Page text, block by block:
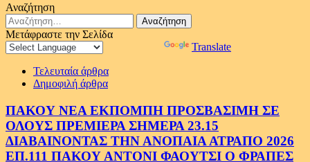
Αναζήτηση
Αναζήτηση
για:
Μετάφραστε την Σελίδα
Translate
Τελευταία άρθρα
Δημοφιλή άρθρα
ΠΑΚΟΥ ΝΕΑ ΕΚΠΟΜΠΗ ΠΡΟΣΒΑΣΙΜΗ ΣΕ
ΟΛΟΥΣ ΠΡΕΜΙΕΡΑ ΣΗΜΕΡΑ 23.15
ΔΙΑΒΑΙΝΟΝΤΑΣ ΤΗΝ ΑΝΟΠΑΙΑ ΑΤΡΑΠΟ 2026
ΕΠ.111 ΠΑΚΟΥ ΑΝΤΟΝΙ ΦΑΟΥΤΣΙ Ο ΦΡΑΠΕΣ